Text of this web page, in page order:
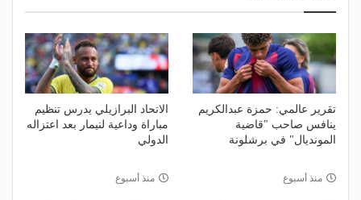
تقرير عالمي: حمزة عبدالكريم
ينافس صاحب "قاضية
المونديال" في برشلونة
منذ أسبوع
الاتحاد البرازيلي يدرس تنظيم
مباراة وداعية لنيمار بعد اعتزاله
الدولي
منذ أسبوع